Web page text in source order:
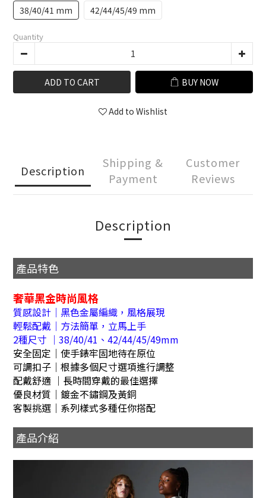
38/40/41 mm 42/44/45/49 mm
Quantity
ADD TO CART BUY NOW
Add to Wishlist
Description
Shipping &
Payment
Customer
Reviews
Description
產品特色
奢華黑金時尚風格
質感設計｜黑色金屬編織，風格展現
輕鬆配戴｜方法簡單，立馬上手
2種尺寸 ｜38/40/41、42/44/45/49mm
安全固定｜使手錶牢固地待在原位
可調扣子｜根據多個尺寸選項進行調整
配戴舒適 ｜長時間穿戴的最佳選擇
優良材質｜鍍金不鏽鋼及黃銅
客製挑選｜系列樣式多種任你搭配
產品介紹